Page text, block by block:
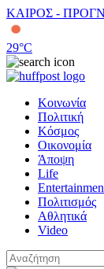
ΚΑΙΡΟΣ -
29°C
Κοινωνία
Πολιτική
Κόσμος
Οικονομία
Άποψη
Life
Πολιτισμός
Αθλητικά
Video